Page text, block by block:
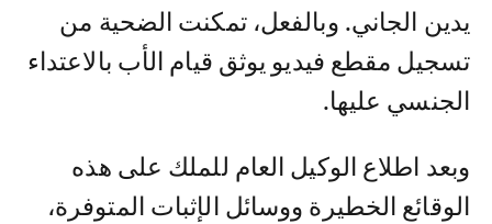
يدين الجاني. وبالفعل، تمكنت الضحية من
تسجيل مقطع فيديو يوثق قيام الأب بالاعتداء
الجنسي عليها.
وبعد اطلاع الوكيل العام للملك على هذه
الوقائع الخطيرة ووسائل الإثبات المتوفرة،